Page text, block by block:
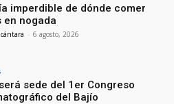
imperdible de dónde comer
en nogada
- 6 agosto, 2026
sede del 1er Congreso
del Bajío